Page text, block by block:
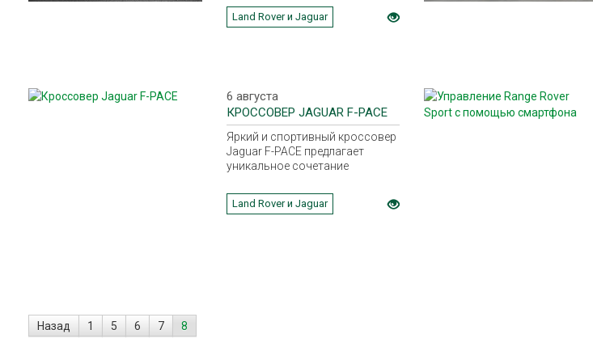
Land Rover и Jaguar
6 августа
КРОССОВЕР JAGUAR F-PACE
Яркий и спортивный кроссовер
Jaguar F-PACE предлагает
уникальное сочетание
универсальности и
практичности. Именно поэтому
Land Rover и Jaguar
Назад 1 5 6 7 8